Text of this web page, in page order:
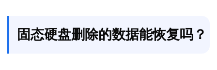
固态硬盘删除的数据能恢复吗？